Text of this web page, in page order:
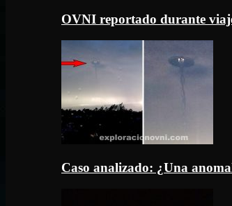
OVNI reportado durante
Caso analizado: ¿Una